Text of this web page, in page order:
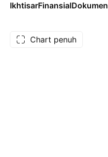
IkhtisarFinansialDokumen
Chart penuh